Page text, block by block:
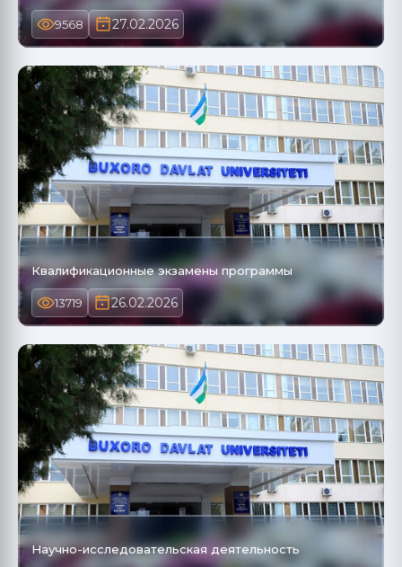
9568 27.02.2026
Квалификационные экзамены программы
13719 26.02.2026
Научно-исследовательская деятельность